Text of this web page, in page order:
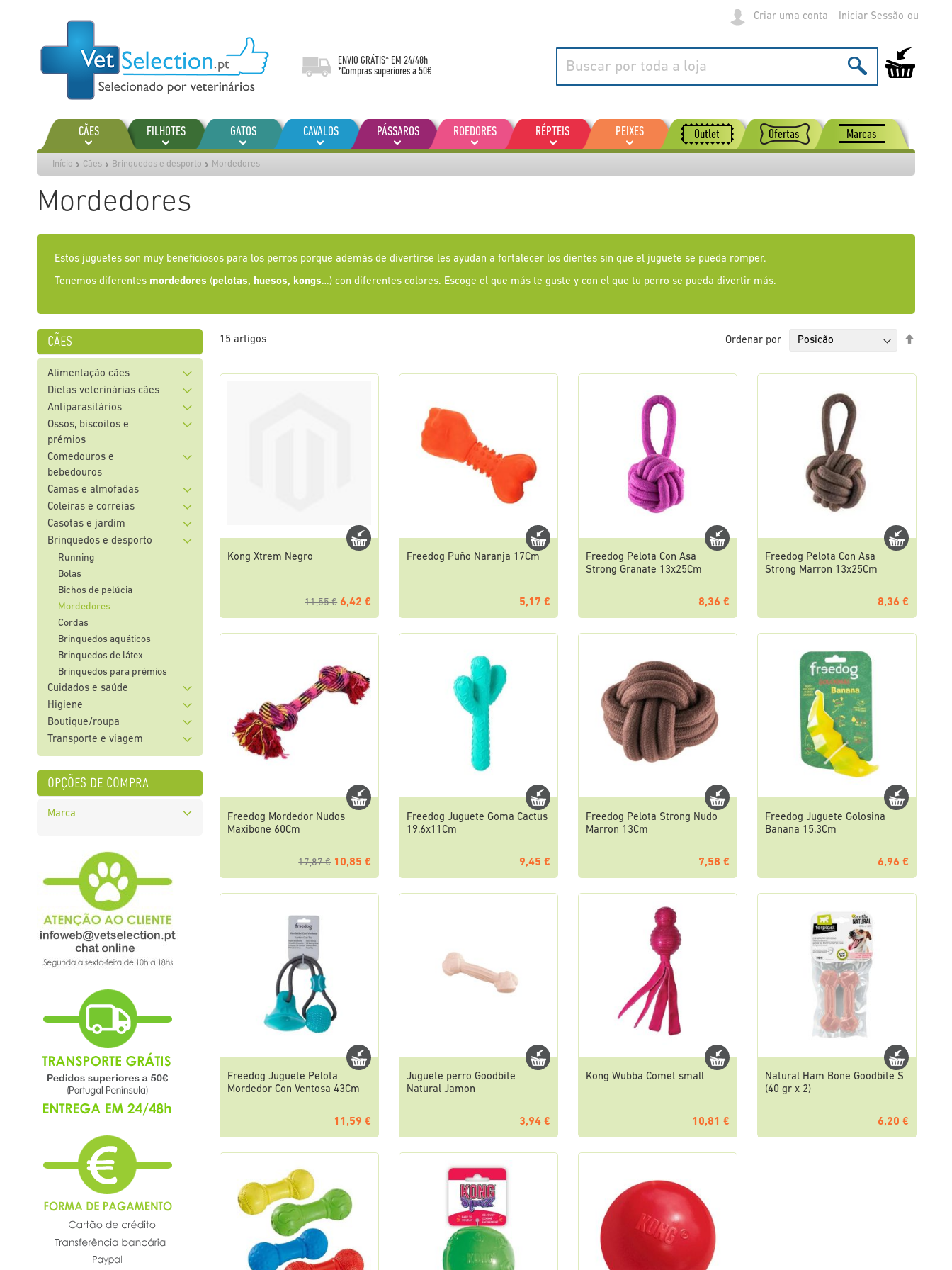
Criar uma conta Iniciar Sessão
ENVIO GRÁTIS* EM 24/48h
*Compras superiores a 50€
O Meu
CÃES FILHOTES GATOS CAVALOS PÁSSAROS ROEDORES RÉPTEIS PEIXES Outlet Ofertas Marcas
Início Cães Brinquedos e desporto Mordedores
Mordedores
Estos juguetes son muy beneficiosos para los perros porque además de divertirse les ayudan a fortalecer los dientes sin que el juguete se pueda romper.
Tenemos diferentes mordedores (pelotas, huesos, kongs…) con diferentes colores. Escoge el que más te guste y con el que tu perro se pueda divertir más.
15 artigos Ordenar por
Kong Xtrem Negro
11,55 € 6,42 €
Freedog Puño Naranja 17Cm
5,17 €
Freedog Pelota Con Asa
Strong Granate 13x25Cm
8,36 €
Freedog Pelota Con Asa
Strong Marron 13x25Cm
8,36 €
Freedog Mordedor Nudos
Maxibone 60Cm
17,87 € 10,85 €
Freedog Juguete Goma Cactus
19,6x11Cm
9,45 €
Freedog Pelota Strong Nudo
Marron 13Cm
7,58 €
Freedog Juguete Golosina
Banana 15,3Cm
6,96 €
Freedog Juguete Pelota
Mordedor Con Ventosa 43Cm
11,59 €
Juguete perro Goodbite
Natural Jamon
3,94 €
Kong Wubba Comet small
10,81 €
Natural Ham Bone Goodbite S
(40 gr x 2)
6,20 €
cães
Alimentação cães
Dietas veterinárias cães
Antiparasitários
Ossos, biscoitos e
prémios
Comedouros e
bebedouros
Camas e almofadas
Coleiras e correias
Casotas e jardim
Brinquedos e desporto
Running
Bolas
Bichos de pelúcia
Mordedores
Cordas
Brinquedos aquáticos
Brinquedos de látex
Brinquedos para prémios
Cuidados e saúde
Higiene
Boutique/roupa
Transporte e viagem
opções de compra
Marca